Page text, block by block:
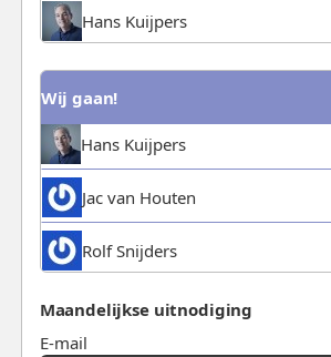
Hans Kuijpers
Wij gaan!
Hans Kuijpers
Jac van Houten
Rolf Snijders
Maandelijkse uitnodiging
E-mail